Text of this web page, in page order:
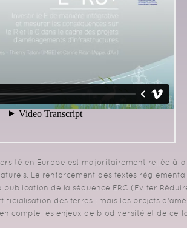
en Europe est majoritairement reliée à
Le renforcement des textes
publication de la séquence ERC (Eviter
des terres ; mais les projets
compte les enjeux de biodiversité et de ce